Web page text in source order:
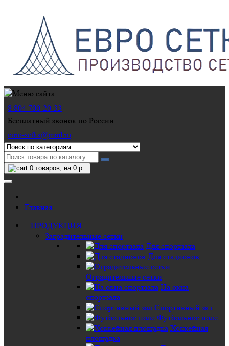
8 804 700-20-33
Бесплатный звонок по России
euro-setka@mail.ru
0 товаров, на 0 р.
Главная
ПРОДУКЦИЯ
Заградительные сетки
Для спортзала
Для стадионов
Оградительные сетки
На окна
спортзала
Спортивный зал
Футбольное поле
Хоккейная
площадка